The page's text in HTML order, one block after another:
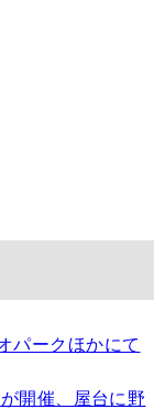
パークほかにて
開催、屋台に野